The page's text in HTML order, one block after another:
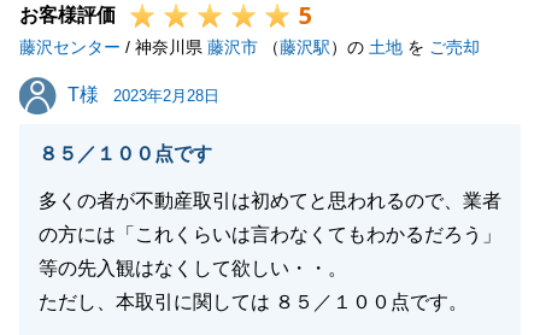
閉じる
お客様評価 5
藤沢センター / 神奈川県 藤沢市 （藤沢駅）の 土地 を ご売却
T様
T様 2023年2月28日
８５／１００点です
多くの者が不動産取引は初めてと思われるので、業者
の方には「これくらいは言わなくてもわかるだろう」
等の先入観はなくして欲しい・・。
ただし、本取引に関しては ８５／１００点です。